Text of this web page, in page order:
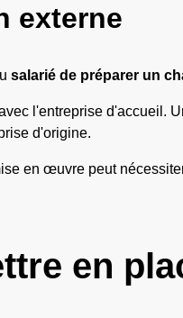
externe
salarié de préparer un
l'entreprise d'accueil.
d'origine.
en œuvre peut
en